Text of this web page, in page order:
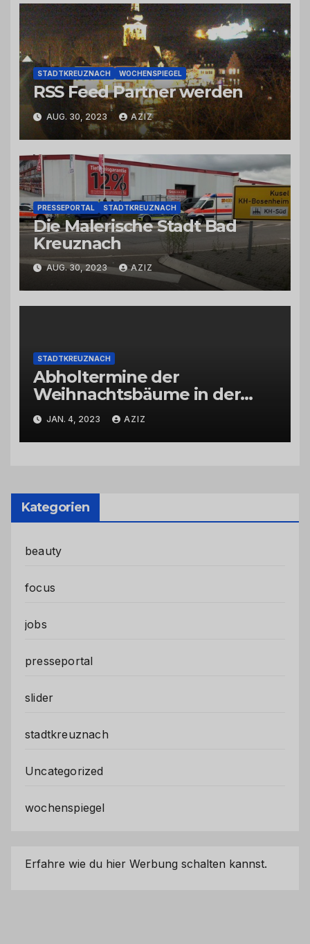
STADTKREUZNACH WOCHENSPIEGEL
RSS Feed Partner werden
AUG. 30, 2023 AZIZ
PRESSEPORTAL STADTKREUZNACH
Die Malerische Stadt Bad
Kreuznach
AUG. 30, 2023 AZIZ
STADTKREUZNACH
Abholtermine der
Weihnachtsbäume in der
Kernstadt und in den
Stadtteilen
JAN. 4, 2023 AZIZ
Kategorien
beauty
focus
jobs
presseportal
slider
stadtkreuznach
Uncategorized
wochenspiegel
Erfahre wie du hier Werbung schalten kannst.